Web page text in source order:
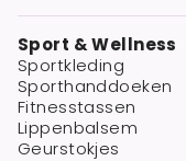
Sport & Wellness
Sportkleding
Sporthanddoeken
Fitnesstassen
Lippenbalsem
Geurstokjes